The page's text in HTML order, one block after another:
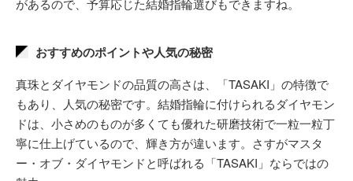
おすすめのポイントや人気の秘密
真珠とダイヤモンドの品質の高さは、「TASAKI」の特徴で
もあり、人気の秘密です。結婚指輪に付けられるダイヤモン
ドは、小さめのものが多くても優れた研磨技術で一粒一粒丁
寧に仕上げているので、輝き方が違います。さすがマスタ
ー・オブ・ダイヤモンドと呼ばれる「TASAKI」ならではの